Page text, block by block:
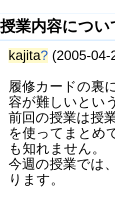
授業内容につ
kajita? (2005-
履修カードの裏
容が難しいとい
前回の授業は授
を使ってまとめ
も知れません。
今週の授業では
ります。